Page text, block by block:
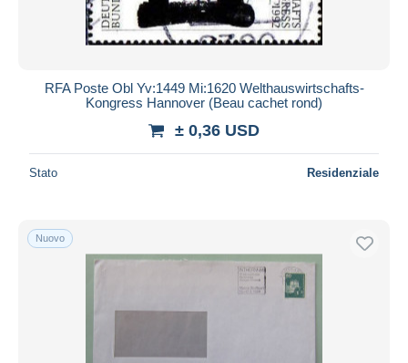
RFA Poste Obl Yv:1449 Mi:1620 Welthauswirtschafts-
Kongress Hannover (Beau cachet rond)
± 0,36 USD
Stato Residenziale
Nuovo